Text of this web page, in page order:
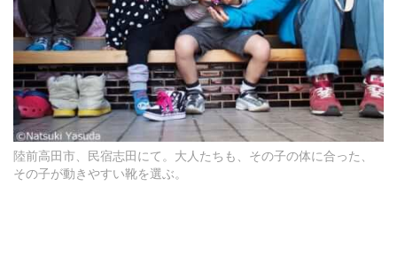
陸前高田市、民宿志田にて。大人たちも、その子の体に合った、
その子が動きやすい靴を選ぶ。